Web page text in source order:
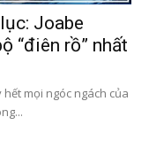
Joabe
“điên rồ” nhất
mọi ngóc ngách của